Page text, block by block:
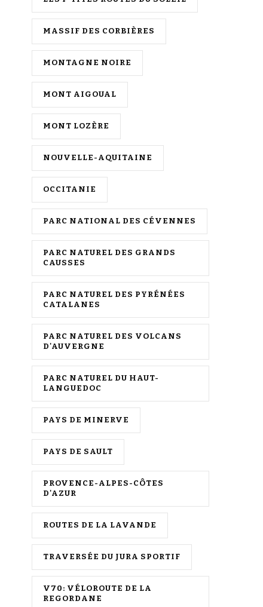
MASSIF DES CORBIÈRES
MONTAGNE NOIRE
MONT AIGOUAL
MONT LOZÈRE
NOUVELLE-AQUITAINE
OCCITANIE
PARC NATIONAL DES CÉVENNES
PARC NATUREL DES GRANDS
CAUSSES
PARC NATUREL DES PYRÉNÉES
CATALANES
PARC NATUREL DES VOLCANS
D'AUVERGNE
PARC NATUREL DU HAUT-
LANGUEDOC
PAYS DE MINERVE
PAYS DE SAULT
PROVENCE-ALPES-CÔTES
D'AZUR
ROUTES DE LA LAVANDE
TRAVERSÉE DU JURA SPORTIF
V70: VÉLOROUTE DE LA
REGORDANE